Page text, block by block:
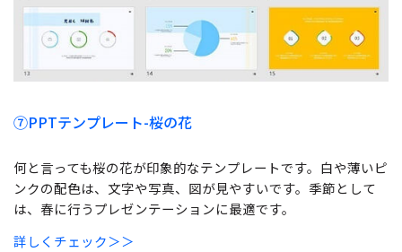
⑦PPTテンプレート-桜の花
何と言っても桜の花が印象的なテンプレートです。白や薄いピ
ンクの配色は、文字や写真、図が見やすいです。季節として
は、春に行うプレゼンテーションに最適です。
詳しくチェック＞＞